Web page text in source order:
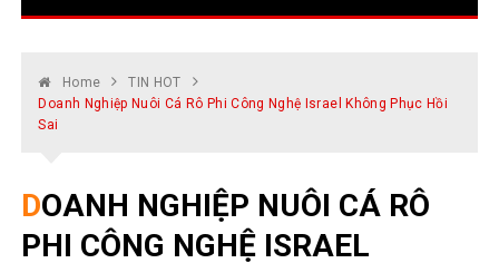
Home
TIN HOT
Doanh Nghiệp Nuôi Cá Rô Phi Công Nghệ Israel Không Phục Hồi
Sai
DOANH NGHIỆP NUÔI CÁ RÔ
PHI CÔNG NGHỆ ISRAEL